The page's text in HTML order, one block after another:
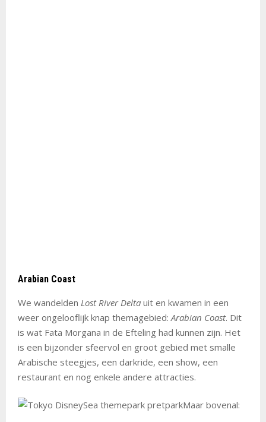
Arabian Coast
We wandelden Lost River Delta uit en kwamen in een
weer ongelooflijk knap themagebied:Arabian Coast. Dit
is wat Fata Morgana in de Efteling had kunnen zijn. Het
is een bijzonder sfeervol en groot gebied met smalle
Arabische steegjes, een darkride, een show, een
restaurant en nog enkele andere attracties.
Maar bovenal: